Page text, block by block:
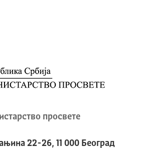
просвете
22-26, 11 000 Београд